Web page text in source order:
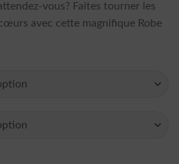
vous? Faites tourner les
avec cette magnifique Robe
Pois